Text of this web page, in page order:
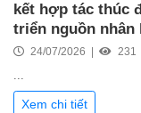
kết hợp tác thúc
triển nguồn
24/07/2026 | 231
...
Xem chi tiết